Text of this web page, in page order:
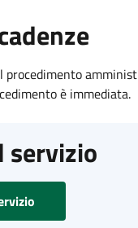
procedimento
è immediata.
servizio